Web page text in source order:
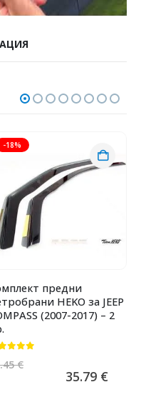
-18%
предни
HEKO за JEEP
(2007-2017) – 2
€
35.79 €